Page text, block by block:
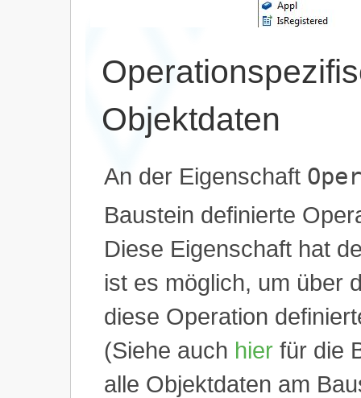
Objektdaten
An der Eigenschaft
Baustein definierte
Diese Eigenschaft hat
ist es möglich, um über
diese Operation
(Siehe auch hierfür die
alle Objektdaten am